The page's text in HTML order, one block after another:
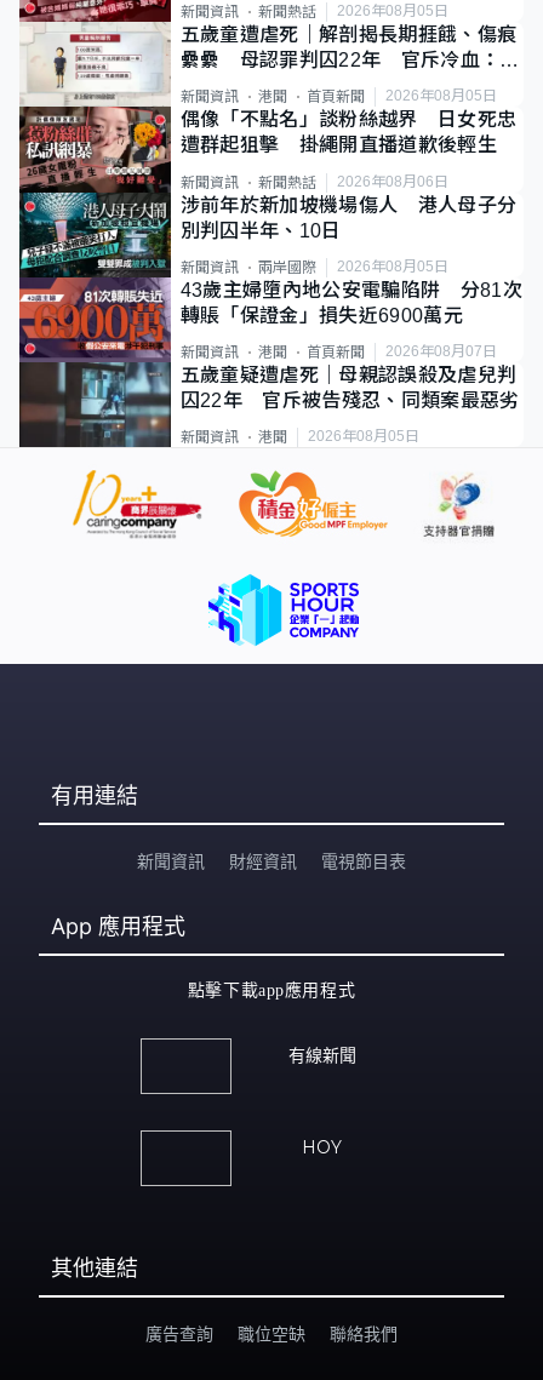
新聞資訊 新聞熱話 2026年08月05日
五歲童遭虐死｜解剖揭長期捱餓、傷痕
纍纍 母認罪判囚22年 官斥冷血：同
類案最惡劣
新聞資訊 港聞 首頁新聞 2026年08月05日
偶像「不點名」談粉絲越界 日女死忠
遭群起狙擊 掛繩開直播道歉後輕生
新聞資訊 新聞熱話 2026年08月06日
涉前年於新加坡機場傷人 港人母子分
別判囚半年、10日
新聞資訊 兩岸國際 2026年08月05日
43歲主婦墮內地公安電騙陷阱 分81次
轉賬「保證金」損失近6900萬元
新聞資訊 港聞 首頁新聞 2026年08月07日
五歲童疑遭虐死｜母親認誤殺及虐兒判
囚22年 官斥被告殘忍、同類案最惡劣
新聞資訊 港聞 2026年08月05日
有用連結
新聞資訊 財經資訊 電視節目表
App 應用程式
點擊下載app應用程式
有線新聞
HOY
其他連結
廣告查詢 職位空缺 聯絡我們